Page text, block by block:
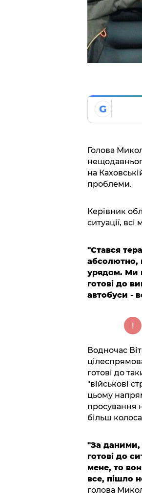
G
Голова
на
проблеми.
Керівник
ситуації,
"Стався
абсолютно,
урядом. Ми
готові до
автобуси -
Водночас
готові до
"військові
цьому
просування
більш
"За даними,
готові до
мене, то
все, пішло
голова